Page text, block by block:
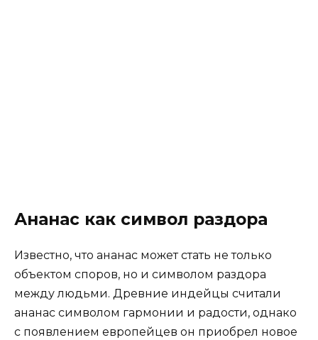
Ананас как символ раздора
Известно, что ананас может стать не только
объектом споров, но и символом раздора
между людьми. Древние индейцы считали
ананас символом гармонии и радости, однако
с появлением европейцев он приобрел новое